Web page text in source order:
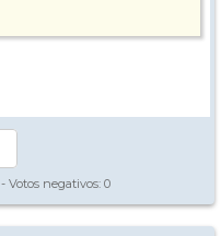
- Votos negativos: 0